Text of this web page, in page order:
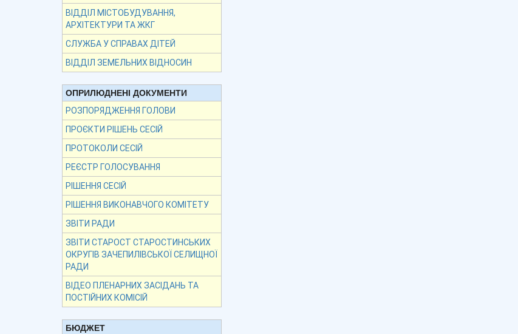
ВІДДІЛ МІСТОБУДУВАННЯ,
АРХІТЕКТУРИ ТА ЖКГ
СЛУЖБА У СПРАВАХ ДІТЕЙ
ВІДДІЛ ЗЕМЕЛЬНИХ ВІДНОСИН
ОПРИЛЮДНЕНІ ДОКУМЕНТИ
РОЗПОРЯДЖЕННЯ ГОЛОВИ
ПРОЄКТИ РІШЕНЬ СЕСІЙ
ПРОТОКОЛИ СЕСІЙ
РЕЄСТР ГОЛОСУВАННЯ
РІШЕННЯ СЕСІЙ
РІШЕННЯ ВИКОНАВЧОГО КОМІТЕТУ
ЗВІТИ РАДИ
ЗВІТИ СТАРОСТ СТАРОСТИНСЬКИХ
ОКРУГІВ ЗАЧЕПИЛІВСЬКОЇ СЕЛИЩНОЇ
РАДИ
ВІДЕО ПЛЕНАРНИХ ЗАСІДАНЬ ТА
ПОСТІЙНИХ КОМІСІЙ
БЮДЖЕТ